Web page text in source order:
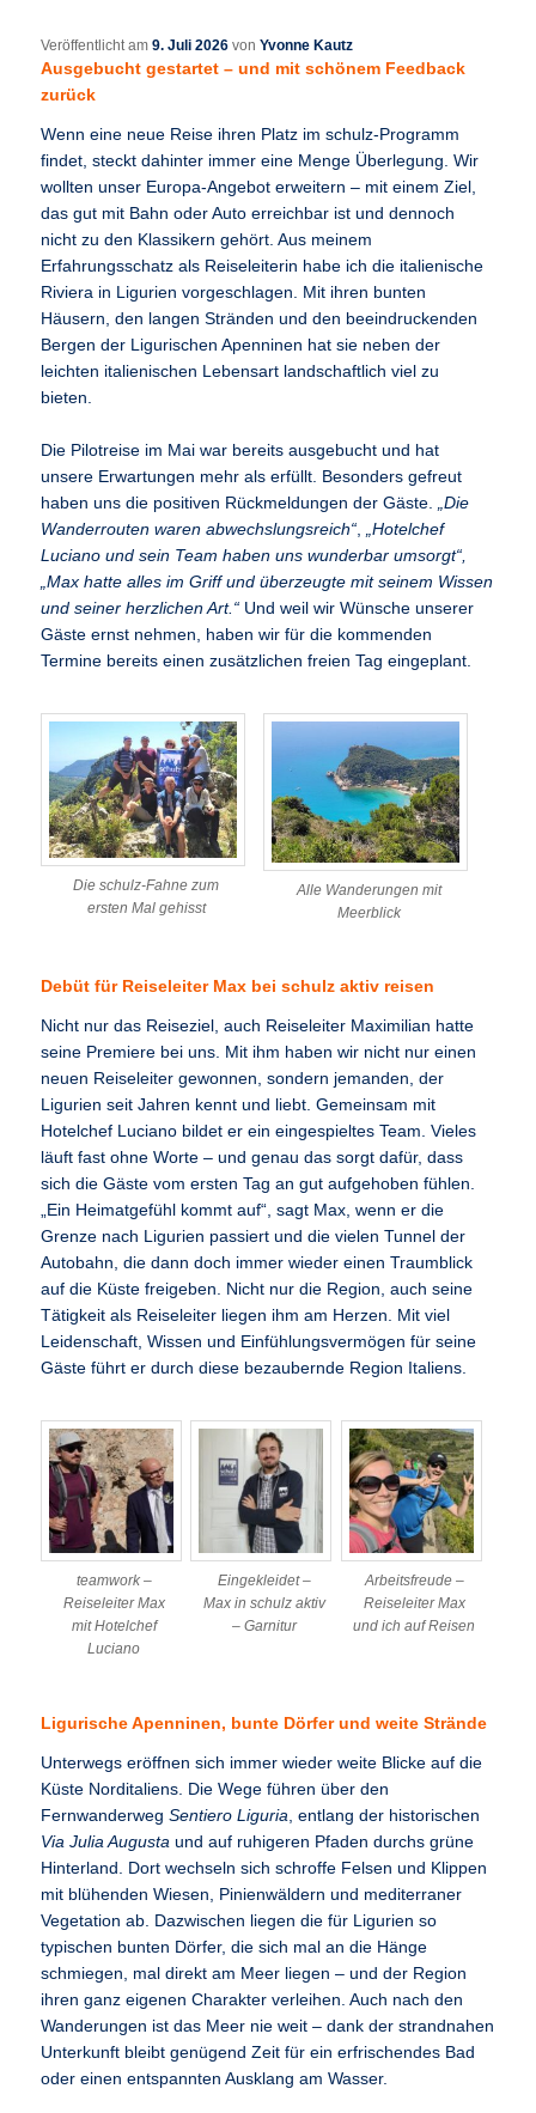
Veröffentlicht am9. Juli 2026 vonYvonne Kautz
Ausgebucht gestartet – und mit schönem Feedback
zurück
Wenn eine neue Reise ihren Platz im schulz-Programm
findet, steckt dahinter immer eine Menge Überlegung. Wir
wollten unser Europa-Angebot erweitern – mit einem Ziel,
das gut mit Bahn oder Auto erreichbar ist und dennoch
nicht zu den Klassikern gehört. Aus meinem
Erfahrungsschatz als Reiseleiterin habe ich die italienische
Riviera in Ligurien vorgeschlagen. Mit ihren bunten
Häusern, den langen Stränden und den beeindruckenden
Bergen der Ligurischen Apenninen hat sie neben der
leichten italienischen Lebensart landschaftlich viel zu
bieten.
Die Pilotreise im Mai war bereits ausgebucht und hat
unsere Erwartungen mehr als erfüllt. Besonders gefreut
haben uns die positiven Rückmeldungen der Gäste.
„Die
Wanderrouten waren abwechslungsreich“
„Hotelchef
Luciano und sein Team haben uns wunderbar umsorgt“,
„Max hatte alles im Griff und überzeugte mit seinem Wissen
und seiner herzlichen Art.“ Und weil wir Wünsche unserer
Gäste ernst nehmen, haben wir für die kommenden
Termine bereits einen zusätzlichen freien Tag eingeplant.
Die schulz-Fahne zum
ersten Mal gehisst
Alle Wanderungen mit
Meerblick
Debüt für Reiseleiter Max bei schulz aktiv reisen
Nicht nur das Reiseziel, auch Reiseleiter Maximilian hatte
seine Premiere bei uns. Mit ihm haben wir nicht nur einen
neuen Reiseleiter gewonnen, sondern jemanden, der
Ligurien seit Jahren kennt und liebt. Gemeinsam mit
Hotelchef Luciano bildet er ein eingespieltes Team. Vieles
läuft fast ohne Worte – und genau das sorgt dafür, dass
sich die Gäste vom ersten Tag an gut aufgehoben fühlen.
„Ein Heimatgefühl kommt auf“, sagt Max, wenn er die
Grenze nach Ligurien passiert und die vielen Tunnel der
Autobahn, die dann doch immer wieder einen Traumblick
auf die Küste freigeben. Nicht nur die Region, auch seine
Tätigkeit als Reiseleiter liegen ihm am Herzen. Mit viel
Leidenschaft, Wissen und Einfühlungsvermögen für seine
Gäste führt er durch diese bezaubernde Region Italiens.
teamwork –
Reiseleiter Max
mit Hotelchef
Luciano
Eingekleidet –
Max in schulz aktiv
– Garnitur
Arbeitsfreude –
Reiseleiter Max
und ich auf Reisen
Ligurische Apenninen, bunte Dörfer und weite Strände
Unterwegs eröffnen sich immer wieder weite Blicke auf die
Küste Norditaliens. Die Wege führen über den
FernwanderwegSentiero Liguria , entlang der historischen
Via Julia Augusta und auf ruhigeren Pfaden durchs grüne
Hinterland. Dort wechseln sich schroffe Felsen und Klippen
mit blühenden Wiesen, Pinienwäldern und mediterraner
Vegetation ab. Dazwischen liegen die für Ligurien so
typischen bunten Dörfer, die sich mal an die Hänge
schmiegen, mal direkt am Meer liegen – und der Region
ihren ganz eigenen Charakter verleihen. Auch nach den
Wanderungen ist das Meer nie weit – dank der strandnahen
Unterkunft bleibt genügend Zeit für ein erfrischendes Bad
oder einen entspannten Ausklang am Wasser.